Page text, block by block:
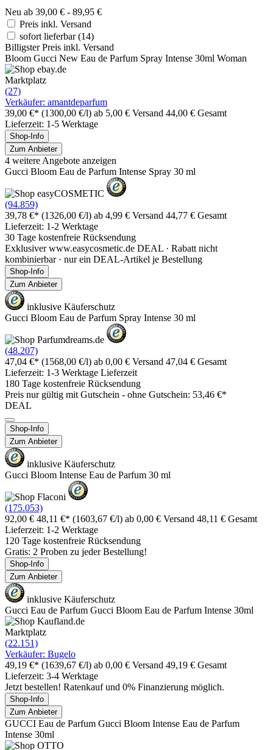
Neu ab 39,00 € - 89,95 €
Preis inkl. Versand
sofort lieferbar(14)
Billigster Preis inkl. Versand
Bloom Gucci New Eau de Parfum Spray Intense 30ml Woman
Marktplatz
(27)
Verkäufer: amantdeparfum
39,00 €* (1300,00 €/l) ab 5,00 € Versand 44,00 € Gesamt
Lieferzeit: 1-5 Werktage
Shop-Info
Zum Anbieter
4 weitere Angebote anzeigen
Gucci Bloom Eau de Parfum Intense Spray 30 ml
(94.859)
39,78 €* (1326,00 €/l) ab 4,99 € Versand 44,77 € Gesamt
Lieferzeit: 1-2 Werktage
30 Tage kostenfreie Rücksendung
Exklusiver www.easycosmetic.de DEAL · Rabatt nicht
kombinierbar · nur ein DEAL-Artikel je Bestellung
Shop-Info
Zum Anbieter
inklusive Käuferschutz
Gucci Bloom Eau de Parfum Spray Intense 30 ml
(48.207)
47,04 €* (1568,00 €/l) ab 0,00 € Versand 47,04 € Gesamt
Lieferzeit: 1-3 Werktage Lieferzeit
180 Tage kostenfreie Rücksendung
Preis nur gültig mit Gutschein - ohne Gutschein: 53,46 €*
DEAL
Shop-Info
Zum Anbieter
inklusive Käuferschutz
Gucci Bloom Intense Eau de Parfum 30 ml
(175.053)
92,00 € 48,11 €* (1603,67 €/l) ab 0,00 € Versand 48,11 € Gesamt
Lieferzeit: 1-2 Werktage
120 Tage kostenfreie Rücksendung
Gratis: 2 Proben zu jeder Bestellung!
Shop-Info
Zum Anbieter
inklusive Käuferschutz
Gucci Eau de Parfum Gucci Bloom Eau de Parfum Intense 30ml
Marktplatz
(22.151)
Verkäufer: Bugelo
49,19 €* (1639,67 €/l) ab 0,00 € Versand 49,19 € Gesamt
Lieferzeit: 3-4 Werktage
Jetzt bestellen! Ratenkauf und 0% Finanzierung möglich.
Shop-Info
Zum Anbieter
GUCCI Eau de Parfum Gucci Bloom Intense Eau de Parfum
Intense 30ml